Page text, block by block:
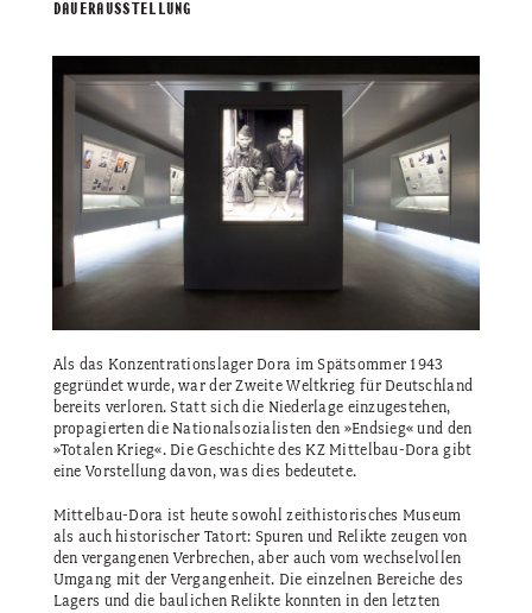
DAUERAUSSTELLUNG
Als das Konzentrationslager Dora im Spätsommer 1943
gegründet wurde, war der Zweite Weltkrieg für Deutschland
bereits verloren. Statt sich die Niederlage einzugestehen,
propagierten die Nationalsozialisten den »Endsieg« und den
»Totalen Krieg«. Die Geschichte des KZ Mittelbau-Dora gibt
eine Vorstellung davon, was dies bedeutete.
Mittelbau-Dora ist heute sowohl zeithistorisches Museum
als auch historischer Tatort: Spuren und Relikte zeugen von
den vergangenen Verbrechen, aber auch vom wechselvollen
Umgang mit der Vergangenheit. Die einzelnen Bereiche des
Lagers und die baulichen Relikte konnten in den letzten